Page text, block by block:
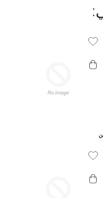
Add To Wishlist
Add To Wishlist